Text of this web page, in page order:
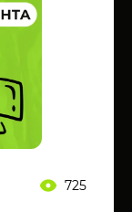
725